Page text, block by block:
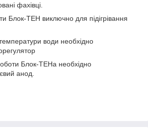
фахівці.
Блок-ТЕН виключно для підігрівання
води необхідно
Блок-ТЕНа необхідно
анод.